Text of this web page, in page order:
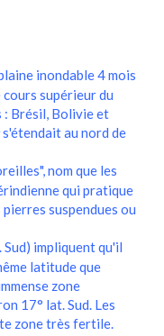
inondable 4 mois
supérieur du
: Brésil, Bolivie et
s'étendait au nord de
nom que les
qui pratique
suspendues ou
Sud) impliquent qu'il
latitude que
zone
17° lat. Sud. Les
zone très fertile.